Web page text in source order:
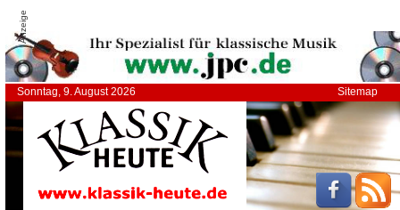
Anzeige
Sonntag, 9. August 2026 Sitemap